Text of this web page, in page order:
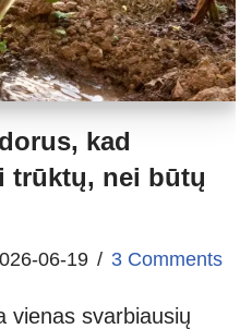
kad
trūktų, nei būtų
06-19 3 Comments
vienas svarbiausių